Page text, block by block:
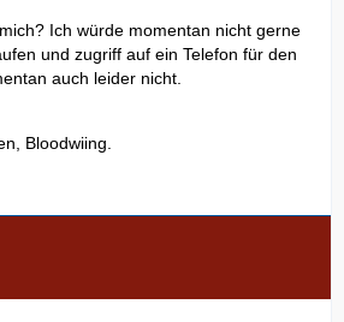
Ich würde momentan nicht gerne
und zugriff auf ein Telefon für den
auch leider nicht.
Bloodwiing.